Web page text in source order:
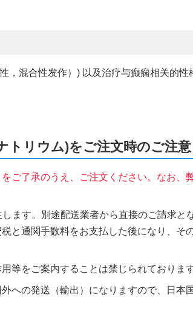
混合性发作）) 以及治疗与癫痫相关的性
トリウム)をご注文時のご注意
ご了承のうえ、ご注文ください。なお、
ます。別途配送業者から直接のご請求
と通関手数料をお支払した後になり、そ
等をご案内することは禁じられております
への発送（輸出）になりますので、日本